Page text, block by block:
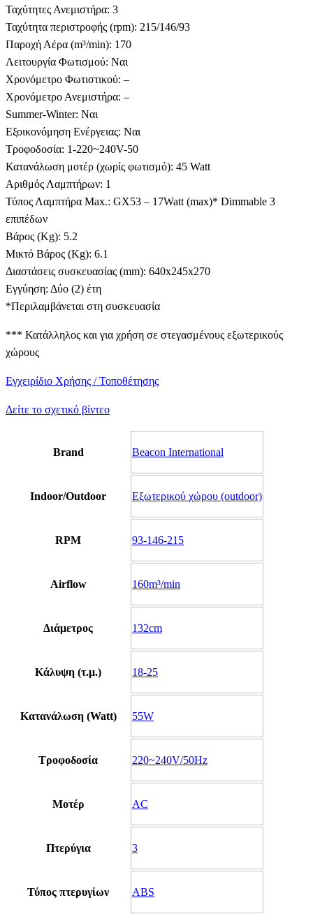
Ταχύτητες Ανεμιστήρα: 3
Ταχύτητα περιστροφής (rpm): 215/146/93
Παροχή Αέρα (m³/min): 170
Λειτουργία Φωτισμού: Ναι
Χρονόμετρο Φωτιστικού: –
Χρονόμετρο Ανεμιστήρα: –
Summer-Winter: Ναι
Εξοικονόμηση Ενέργειας: Ναι
Tροφοδοσία: 1-220~240V-50
Κατανάλωση μοτέρ (χωρίς φωτισμό): 45 Watt
Αριθμός Λαμπτήρων: 1
Τύπος Λαμπτήρα Max.: GX53 – 17Watt (max)* Dimmable 3
επιπέδων
Βάρος (Kg): 5.2
Μικτό Βάρος (Kg): 6.1
Διαστάσεις συσκευασίας (mm): 640x245x270
Εγγύηση: Δύο (2) έτη
*Περιλαμβάνεται στη συσκευασία
*** Κατάλληλος και για χρήση σε στεγασμένους εξωτερικούς
χώρους
Εγχειρίδιο Χρήσης / Τοποθέτησης
Δείτε το σχετικό βίντεο
Brand Beacon International
Indoor/Outdoor Εξωτερικού χώρου (outdoor)
RPM 93-146-215
Airflow 160m³/min
Διάμετρος 132cm
Κάλυψη (τ.μ.) 18-25
Κατανάλωση (Watt) 55W
Τροφοδοσία 220~240V/50Hz
Μοτέρ AC
Πτερύγια 3
Τύπος πτερυγίων ABS